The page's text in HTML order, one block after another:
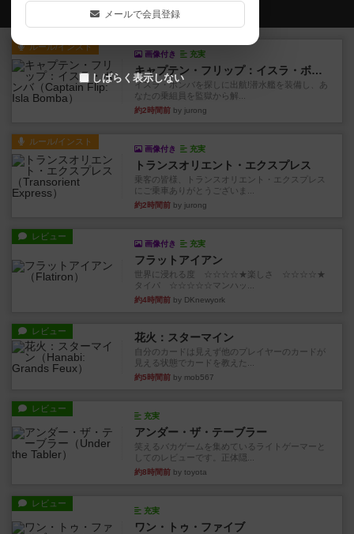
会員の新しい投稿
ルール/インスト
画像付き 充実
キャプテン・フリップ：イスラ・ボンバ
イスラ・ボンバを探しに出航!潜水艦を装備し、あ
なたの乗組員を監獄から解...
約2時間前 by jurong
ルール/インスト
画像付き 充実
トランスオリエント・エクスプレス
乗客の皆様、トランスオリエント・エクスプレス
にご乗車ありがとうございま...
約2時間前 by jurong
レビュー
画像付き 充実
フラットアイアン
世界に浸れる度 ☆☆☆☆★楽しさ ☆☆☆☆★
タイパ ☆☆☆☆☆マンハッ...
約4時間前 by DKnewyork
レビュー 花火：スターマイン
自分のカードは見えず他のプレイヤーのカードが
見える状態でカードを教えた...
約5時間前 by mob567
レビュー
充実
アンダー・ザ・テーブラー
笑えるバカゲームを集めているライトゲーマーと
してのレビューです。正体隠...
約8時間前 by toyota
レビュー
充実
ワン・トゥ・ファイブ
メールで会員登録
しばらく表示しない